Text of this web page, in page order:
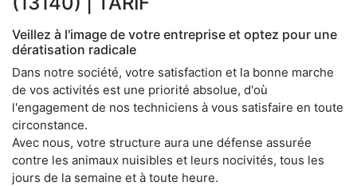
Veillez à l'image de votre entreprise et optez pour une
dératisation radicale
Dans notre société, votre satisfaction et la bonne marche
de vos activités est une priorité absolue, d'où
l'engagement de nos techniciens à vous satisfaire en toute
circonstance.
Avec nous, votre structure aura une défense assurée
contre les animaux nuisibles et leurs nocivités, tous les
jours de la semaine et à toute heure.